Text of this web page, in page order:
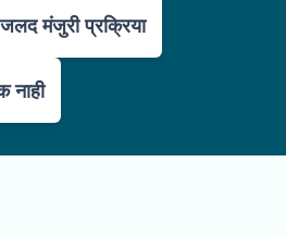
जलद मंजुरी प्रक्रिया
नाही